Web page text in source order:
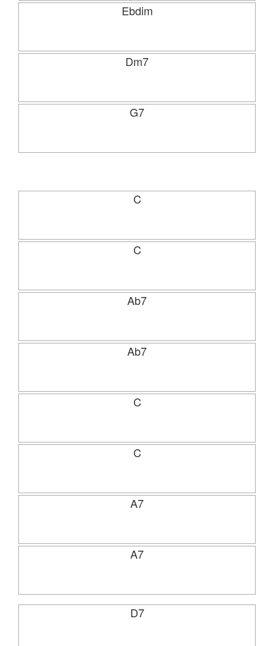
Ebdim
Dm7
G7
C
C
Ab7
Ab7
C
C
A7
A7
D7